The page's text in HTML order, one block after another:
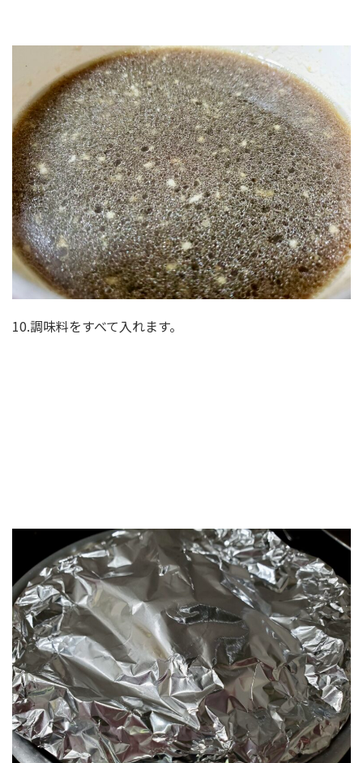
10.調味料をすべて入れます。